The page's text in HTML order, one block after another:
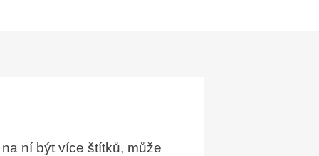
ní být více štítků, může